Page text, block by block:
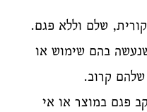
שלם וללא פגם.
בהם שימוש או
קרוב.
פגם במוצר או אי